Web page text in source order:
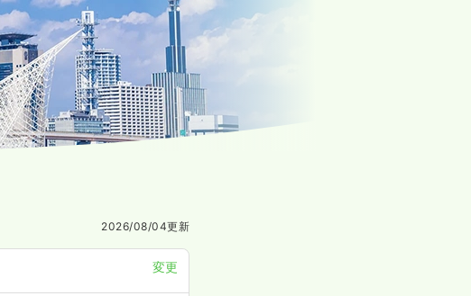
2026/08/04更新
変更